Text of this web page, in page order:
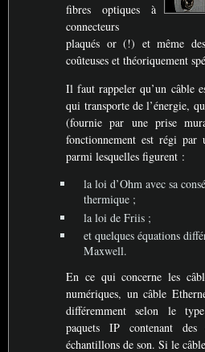
fibres optiques à
connecteurs
plaqués or (!) et même
coûteuses et théoriquement
Il faut rappeler qu’un câble
qui transporte de l’énergie,
(fournie par une prise
fonctionnement est régi
parmi lesquelles figurent :
la loi d’Ohm avec sa
thermique ;
la loi de Friis ;
et quelques équations
Maxwell.
En ce qui concerne les
numériques, un câble
différemment selon le
paquets IPcontenant des
échantillons de son. Si le